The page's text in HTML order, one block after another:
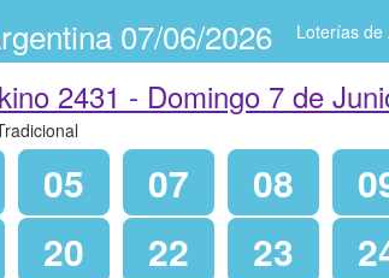
07/06/2026 Loterías de
2431 - Domingo 7 de
05 07 08
20 22 23